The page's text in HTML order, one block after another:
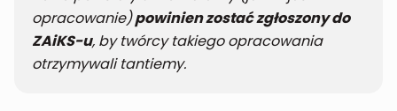
opracowanie)powinien zostać zgłoszony do
ZAiKS-u, by twórcy takiego opracowania
otrzymywali tantiemy.